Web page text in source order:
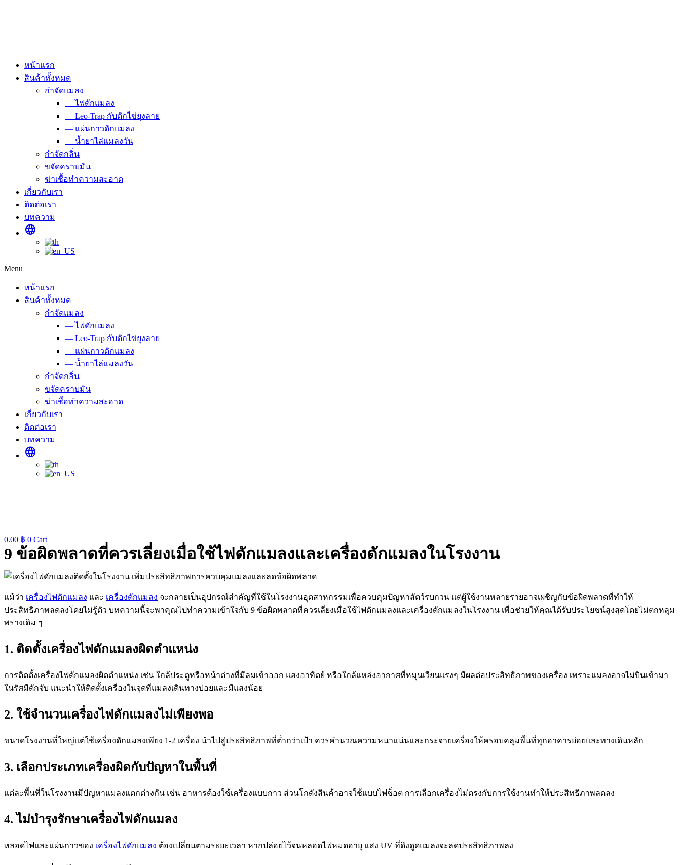
หน้าแรก
สินค้าทั้งหมด
กำจัดแมลง
— ไฟดักแมลง
— Leo-Trap กับดักไข่ยุงลาย
— แผ่นกาวดักแมลง
— น้ำยาไล่แมลงวัน
กำจัดกลิ่น
ขจัดคราบมัน
ฆ่าเชื้อทำความสะอาด
เกี่ยวกับเรา
ติดต่อเรา
บทความ
language
Menu
หน้าแรก
สินค้าทั้งหมด
กำจัดแมลง
— ไฟดักแมลง
— Leo-Trap กับดักไข่ยุงลาย
— แผ่นกาวดักแมลง
— น้ำยาไล่แมลงวัน
กำจัดกลิ่น
ขจัดคราบมัน
ฆ่าเชื้อทำความสะอาด
เกี่ยวกับเรา
ติดต่อเรา
บทความ
language
0.00 ฿ 0 Cart
9 ข้อผิดพลาดที่ควรเลี่ยงเมื่อใช้ไฟดักแมลงและเครื่องดักแมลงในโรงงาน
แม้ว่า เครื่องไฟดักแมลง และ เครื่องดักแมลง จะกลายเป็นอุปกรณ์สำคัญที่ใช้ในโรงงานอุตสาหกรรมเพื่อควบคุมปัญหาสัตว์รบกวน แต่ผู้ใช้งานหลายรายอาจเผชิญกับข้อผิดพลาดที่ทำให้
ประสิทธิภาพลดลงโดยไม่รู้ตัว บทความนี้จะพาคุณไปทำความเข้าใจกับ 9 ข้อผิดพลาดที่ควรเลี่ยงเมื่อใช้ไฟดักแมลงและเครื่องดักแมลงในโรงงาน เพื่อช่วยให้คุณได้รับประโยชน์สูงสุดโดยไม่ตกหลุม
พรางเดิม ๆ
1. ติดตั้งเครื่องไฟดักแมลงผิดตำแหน่ง
การติดตั้งเครื่องไฟดักแมลงผิดตำแหน่ง เช่น ใกล้ประตูหรือหน้าต่างที่มีลมเข้าออก แสงอาทิตย์ หรือใกล้แหล่งอากาศที่หมุนเวียนแรงๆ มีผลต่อประสิทธิภาพของเครื่อง เพราะแมลงอาจไม่บินเข้ามา
ในรัศมีดักจับ แนะนำให้ติดตั้งเครื่องในจุดที่แมลงเดินทางบ่อยและมีแสงน้อย
2. ใช้จำนวนเครื่องไฟดักแมลงไม่เพียงพอ
ขนาดโรงงานที่ใหญ่แต่ใช้เครื่องดักแมลงเพียง 1-2 เครื่อง นำไปสู่ประสิทธิภาพที่ต่ำกว่าเป้า ควรคำนวณความหนาแน่นและกระจายเครื่องให้ครอบคลุมพื้นที่ทุกอาคารย่อยและทางเดินหลัก
3. เลือกประเภทเครื่องผิดกับปัญหาในพื้นที่
แต่ละพื้นที่ในโรงงานมีปัญหาแมลงแตกต่างกัน เช่น อาหารต้องใช้เครื่องแบบกาว ส่วนโกดังสินค้าอาจใช้แบบไฟช็อต การเลือกเครื่องไม่ตรงกับการใช้งานทำให้ประสิทธิภาพลดลง
4. ไม่บำรุงรักษาเครื่องไฟดักแมลง
หลอดไฟและแผ่นกาวของ เครื่องไฟดักแมลง ต้องเปลี่ยนตามระยะเวลา หากปล่อยไว้จนหลอดไฟหมดอายุ แสง UV ที่ดึงดูดแมลงจะลดประสิทธิภาพลง